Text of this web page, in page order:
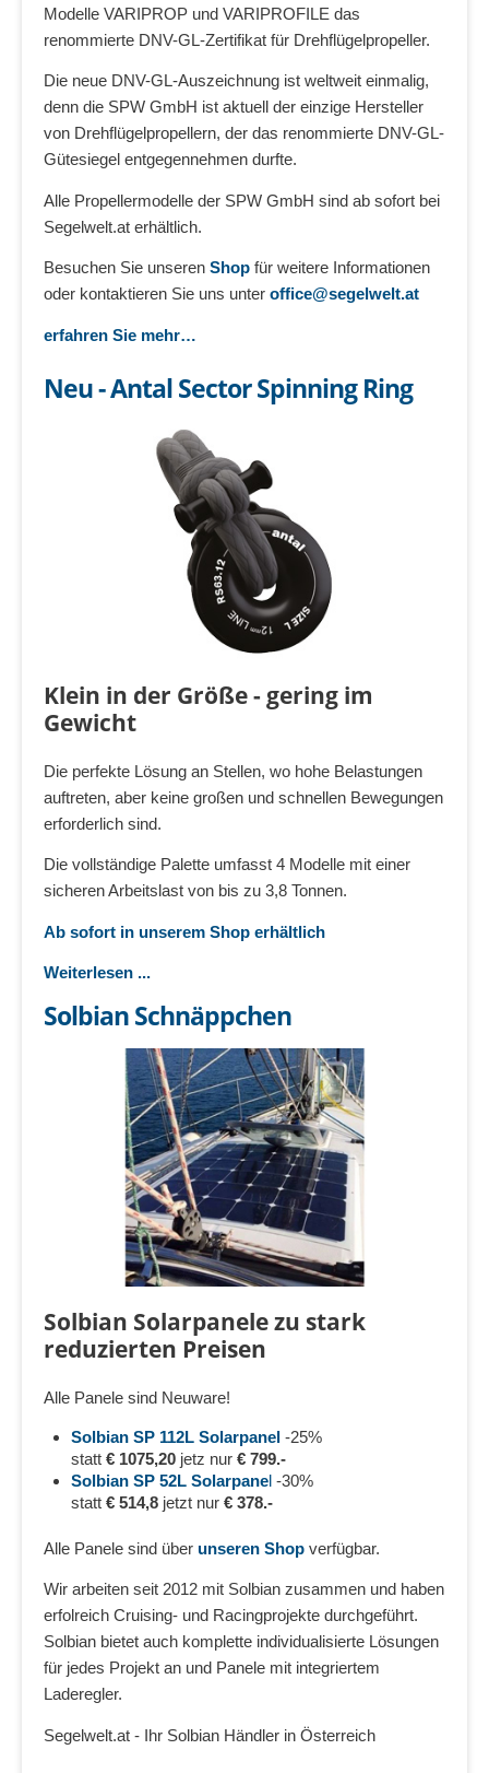
Modelle VARIPROP und VARIPROFILE das
renommierte DNV-GL-Zertifikat für Drehflügelpropeller.
Die neue DNV-GL-Auszeichnung ist weltweit einmalig,
denn die SPW GmbH ist aktuell der einzige Hersteller
von Drehflügelpropellern, der das renommierte DNV-GL-
Gütesiegel entgegennehmen durfte.
Alle Propellermodelle der SPW GmbH sind ab sofort bei
Segelwelt.at erhältlich.
Besuchen Sie unseren Shop für weitere Informationen
oder kontaktieren Sie uns unter office@segelwelt.at
erfahren Sie mehr…
Neu - Antal Sector Spinning Ring
Klein in der Größe - gering im
Gewicht
Die perfekte Lösung an Stellen, wo hohe Belastungen
auftreten, aber keine großen und schnellen Bewegungen
erforderlich sind.
Die vollständige Palette umfasst 4 Modelle mit einer
sicheren Arbeitslast von bis zu 3,8 Tonnen.
Ab sofort in unserem Shop erhältlich
Weiterlesen ...
Solbian Schnäppchen
Solbian Solarpanele zu stark
reduzierten Preisen
Alle Panele sind Neuware!
Solbian SP 112L Solarpanel -25%
statt € 1075,20 jetz nur € 799.-
Solbian SP 52L Solarpanel -30%
statt € 514,8 jetzt nur € 378.-
Alle Panele sind über unseren Shop verfügbar.
Wir arbeiten seit 2012 mit Solbian zusammen und haben
erfolreich Cruising- und Racingprojekte durchgeführt.
Solbian bietet auch komplette individualisierte Lösungen
für jedes Projekt an und Panele mit integriertem
Laderegler.
Segelwelt.at - Ihr Solbian Händler in Österreich